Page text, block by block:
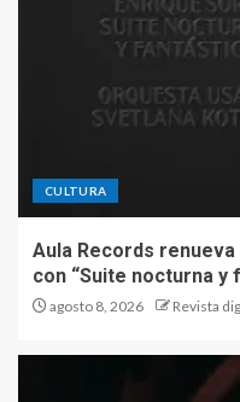
CULTURA
Aula Records
con “Suite nocturna y
agosto 8, 2026 Revista